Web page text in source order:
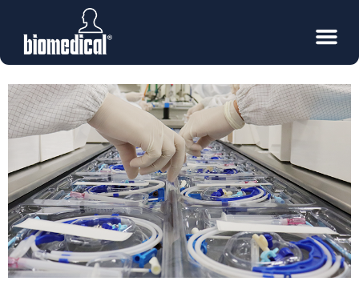
Do que são Feitos os
Cateteres da Biomedical?